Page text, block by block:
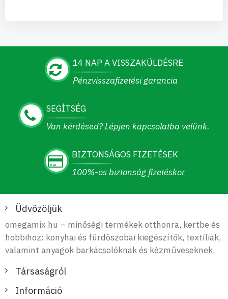
14 NAP A VISSZAKÜLDÉSRE
Pénzvisszafizetési garancia
SEGÍTSÉG
Van kérdésed? Lépjen kapcsolatba velünk.
BIZTONSÁGOS FIZETÉSEK
100%-os biztonság fizetéskor
Üdvözöljük
omegamix.hu – minőségi termékek otthonra, kertbe és
hobbihoz: konyhai és fürdőszobai kiegészítők, textíliák,
valamint anyagok barkácsolóknak és kézműveseknek.
Társaságról
Információ